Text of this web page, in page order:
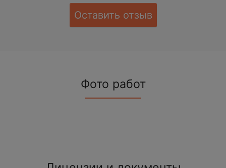
Оставить отзыв
Фото работ